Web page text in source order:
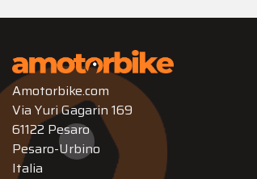
Amotorbike.com
Via Yuri Gagarin 169
61122 Pesaro
Pesaro-Urbino
Italia